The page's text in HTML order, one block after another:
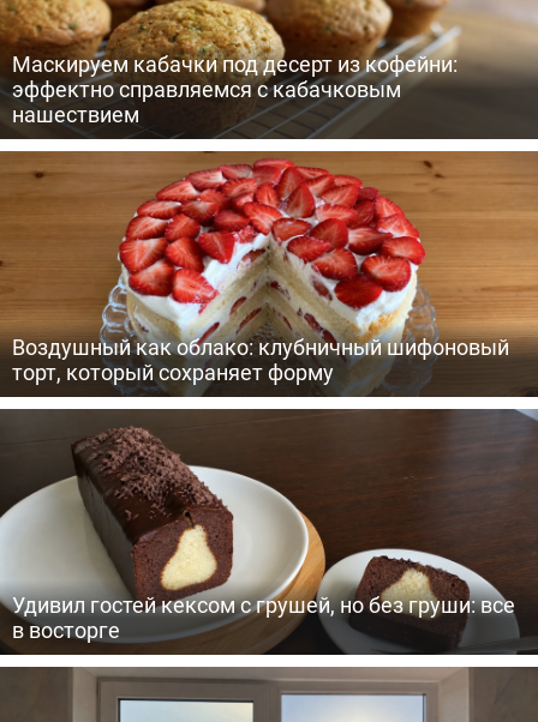
Маскируем кабачки под десерт из кофейни:
эффектно справляемся с кабачковым
нашествием
Воздушный как облако: клубничный шифоновый
торт, который сохраняет форму
Удивил гостей кексом с грушей, но без груши: все
в восторге